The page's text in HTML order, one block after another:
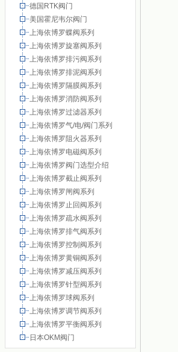
德国RTK阀门
美国霍尼韦尔阀门
上海依博罗蝶阀系列
上海依博罗旋塞阀系列
上海依博罗排污阀系列
上海依博罗排泥阀系列
上海依博罗隔膜阀系列
上海依博罗消防阀系列
上海依博罗过滤器系列
上海依博罗气/电/阀门系列
上海依博罗阻火器系列
上海依博罗电磁阀系列
上海依博罗阀门选型介绍
上海依博罗截止阀系列
上海依博罗闸阀系列
上海依博罗止回阀系列
上海依博罗疏水阀系列
上海依博罗排气阀系列
上海依博罗控制阀系列
上海依博罗黄铜阀系列
上海依博罗减压阀系列
上海依博罗针型阀系列
上海依博罗球阀系列
上海依博罗调节阀系列
上海依博罗平衡阀系列
日本OKM阀门